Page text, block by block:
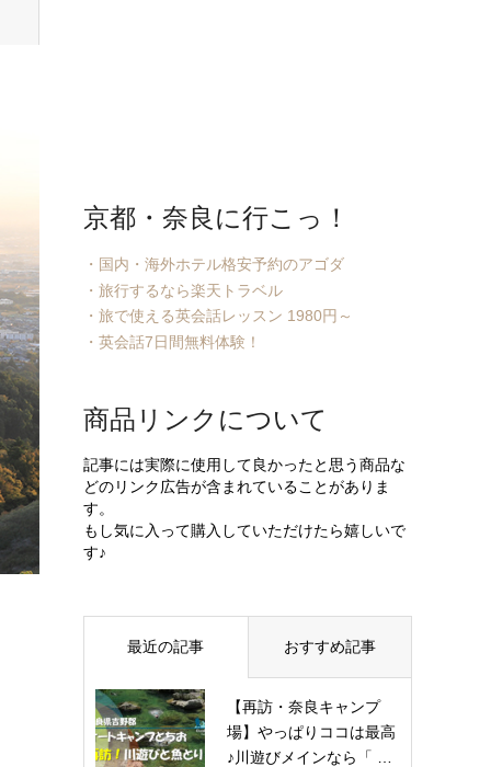
京都・奈良に行こっ！
・国内・海外ホテル格安予約のアゴダ
・旅行するなら楽天トラベル
・旅で使える英会話レッスン 1980円～
・英会話7日間無料体験！
商品リンクについて
記事には実際に使用して良かったと思う商品な
どのリンク広告が含まれていることがありま
す。
もし気に入って購入していただけたら嬉しいで
す♪
最近の記事 おすすめ記事
【再訪・奈良キャンプ
場】やっぱりココは最高
♪川遊びメインなら「 …